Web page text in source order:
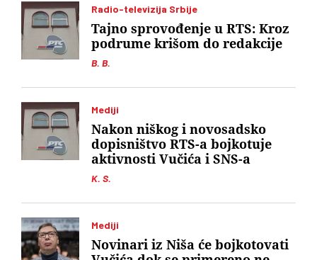
Radio-televizija Srbije
B. B.
Tajno sprovođenje u RTS: Kroz
podrume krišom do redakcije
Mediji
K. S.
Nakon niškog i novosadsko
dopisništvo RTS-a bojkotuje
aktivnosti Vučića i SNS-a
Mediji
Novinari iz Niša će bojkotovati